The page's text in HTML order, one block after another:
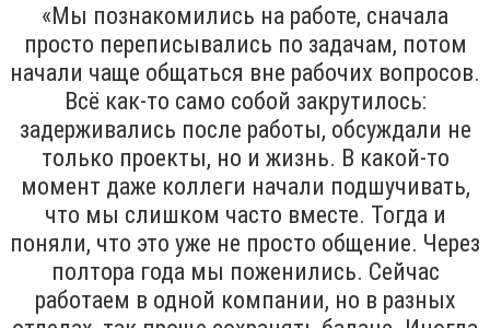
«Мы познакомились на работе, сначала
просто переписывались по задачам, потом
начали чаще общаться вне рабочих вопросов.
Всё как-то само собой закрутилось:
задерживались после работы, обсуждали не
только проекты, но и жизнь. В какой-то
момент даже коллеги начали подшучивать,
что мы слишком часто вместе. Тогда и
поняли, что это уже не просто общение. Через
полтора года мы поженились. Сейчас
работаем в одной компании, но в разных